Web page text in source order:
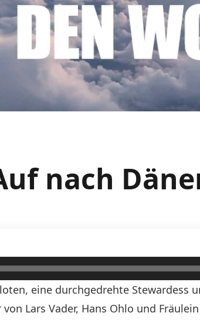
nach
eine durchgedrehte Stewardess
Lars Vader, Hans Ohlo und